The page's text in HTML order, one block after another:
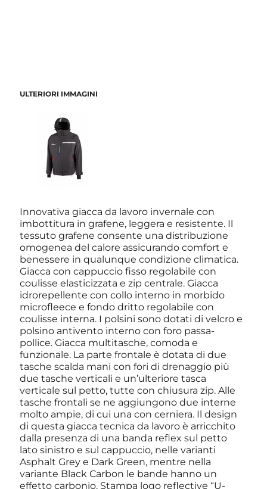
ULTERIORI IMMAGINI
Innovativa giacca da lavoro invernale con
imbottitura in grafene, leggera e resistente. Il
tessuto grafene consente una distribuzione
omogenea del calore assicurando comfort e
benessere in qualunque condizione climatica.
Giacca con cappuccio fisso regolabile con
coulisse elasticizzata e zip centrale. Giacca
idrorepellente con collo interno in morbido
microfleece e fondo dritto regolabile con
coulisse interna. I polsini sono dotati di velcro e
polsino antivento interno con foro passa-
pollice. Giacca multitasche, comoda e
funzionale. La parte frontale è dotata di due
tasche scalda mani con fori di drenaggio più
due tasche verticali e un’ulteriore tasca
verticale sul petto, tutte con chiusura zip. Alle
tasche frontali se ne aggiungono due interne
molto ampie, di cui una con cerniera. Il design
di questa giacca tecnica da lavoro è arricchito
dalla presenza di una banda reflex sul petto
lato sinistro e sul cappuccio, nelle varianti
Asphalt Grey e Dark Green, mentre nella
variante Black Carbon le bande hanno un
effetto carbonio. Stampa logo reflective “U-